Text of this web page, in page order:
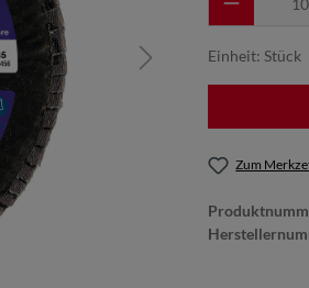
Einheit: Stück
Zum